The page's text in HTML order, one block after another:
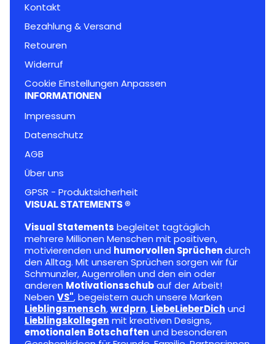
Kontakt
Bezahlung & Versand
Retouren
Widerruf
Cookie Einstellungen Anpassen
INFORMATIONEN
Impressum
Datenschutz
AGB
Über uns
GPSR - Produktsicherheit
VISUAL STATEMENTS ®
Visual Statements begleitet tagtäglich
mehrere Millionen Menschen mit positiven,
motivierenden und humorvollen Sprüchendurch
den Alltag. Mit unseren Sprüchen sorgen wir für
Schmunzler, Augenrollen und den ein oder
anderen Motivationsschubauf der Arbeit!
Neben VS", begeistern auch unsere Marken
Lieblingsmensch,wrdprn, LiebeLieberDich und
Lieblingskollegen mit kreativen Designs,
emotionalen Botschaften und besonderen